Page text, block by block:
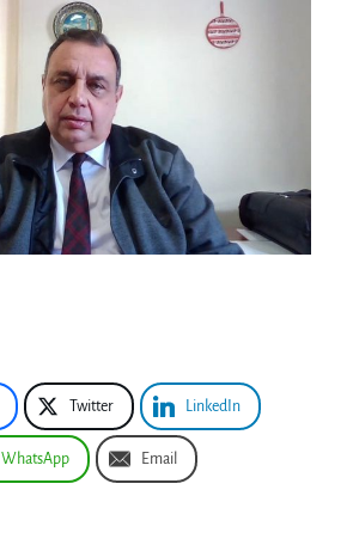
Twitter LinkedIn
WhatsApp Email